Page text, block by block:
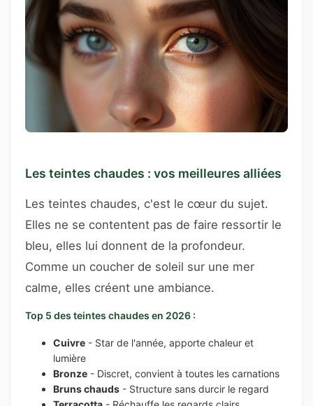
Les teintes chaudes : vos meilleures alliées
Les teintes chaudes, c'est le cœur du sujet.
Elles ne se contentent pas de faire ressortir le
bleu, elles lui donnent de la profondeur.
Comme un coucher de soleil sur une mer
calme, elles créent une ambiance.
Top 5 des teintes chaudes en 2026 :
Cuivre - Star de l'année, apporte chaleur et
lumière
Bronze - Discret, convient à toutes les carnations
Bruns chauds - Structure sans durcir le regard